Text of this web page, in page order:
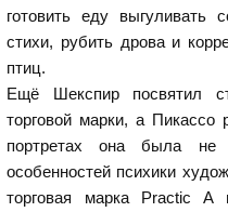
готовить еду выгуливать
стихи, рубить дрова и
птиц.
Ещё Шекспир посвятил
торговой марки, а Пикассо
портретах она была не
особенностей психики
торговая марка Practic A